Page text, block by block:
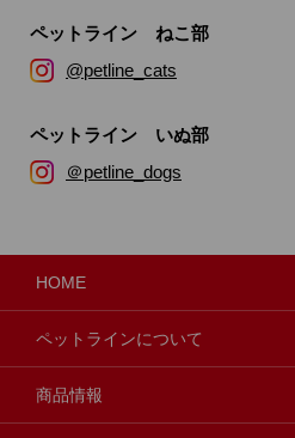
ペットライン ねこ部
@petline_cats
ペットライン いぬ部
＠petline_dogs
HOME
ペットラインについて
ペットラインが大切にしていること
商品情報